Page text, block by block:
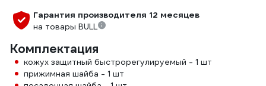
Гарантия производителя 12 месяцев
на товары BULL
Комплектация
кожух защитный быстрорегулируемый - 1 шт
прижимная шайба - 1 шт